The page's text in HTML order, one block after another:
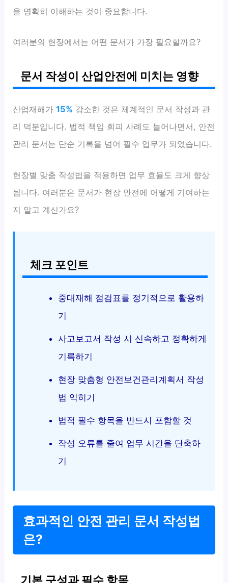
을 명확히 이해하는 것이 중요합니다.
여러분의 현장에서는 어떤 문서가 가장 필요할까요?
문서 작성이 산업안전에 미치는 영향
산업재해가15% 감소한 것은 체계적인 문서 작성과 관
리 덕분입니다. 법적 책임 회피 사례도 늘어나면서, 안전
관리 문서는 단순 기록을 넘어 필수 업무가 되었습니다.
현장별 맞춤 작성법을 적용하면 업무 효율도 크게 향상
됩니다. 여러분은 문서가 현장 안전에 어떻게 기여하는
지 알고 계신가요?
체크 포인트
중대재해 점검표를 정기적으로 활용하
기
사고보고서 작성 시 신속하고 정확하게
기록하기
현장 맞춤형 안전보건관리계획서 작성
법 익히기
법적 필수 항목을 반드시 포함할 것
작성 오류를 줄여 업무 시간을 단축하
기
효과적인 안전 관리 문서 작성법
은?
기본 구성과 필수 항목